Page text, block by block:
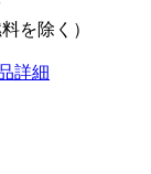
を除く）
詳細